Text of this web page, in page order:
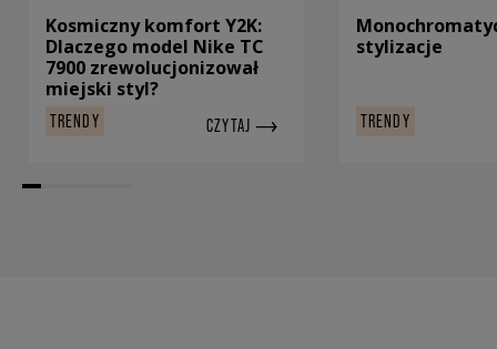
Kosmiczny komfort Y2K:
Dlaczego model Nike TC
7900 zrewolucjonizował
miejski styl?
TRENDY CZYTAJ
stylizacje
TRENDY